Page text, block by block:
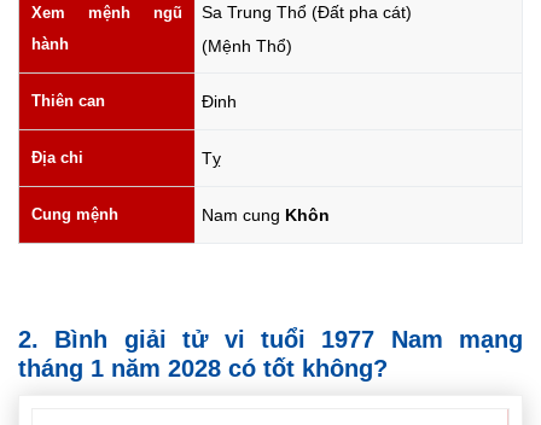
Xem mệnh ngũ
hành
Sa Trung Thổ (Đất pha cát)
(Mệnh Thổ)
Thiên can Đinh
Địa chi Tỵ
Cung mệnh Nam cung Khôn
2. Bình giải tử vi tuổi 1977 Nam mạng
tháng 1 năm 2028 có tốt không?